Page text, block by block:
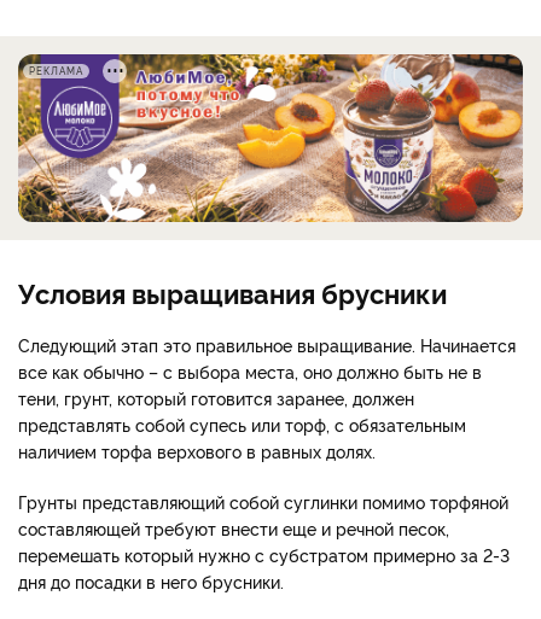
РЕКЛАМА
Условия выращивания брусники
Следующий этап это правильное выращивание. Начинается
все как обычно – с выбора места, оно должно быть не в
тени, грунт, который готовится заранее, должен
представлять собой супесь или торф, с обязательным
наличием торфа верхового в равных долях.
Грунты представляющий собой суглинки помимо торфяной
составляющей требуют внести еще и речной песок,
перемешать который нужно с субстратом примерно за 2-3
дня до посадки в него брусники.